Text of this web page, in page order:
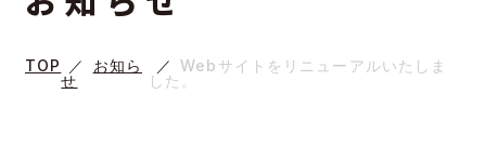
TOP
お知ら
せ
Webサイトをリニューアルいたしま
した。